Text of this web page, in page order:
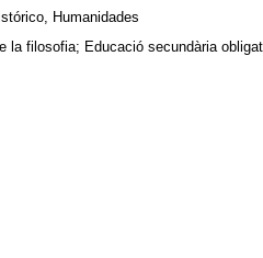
Humanidades
la filosofia; Educació secundària